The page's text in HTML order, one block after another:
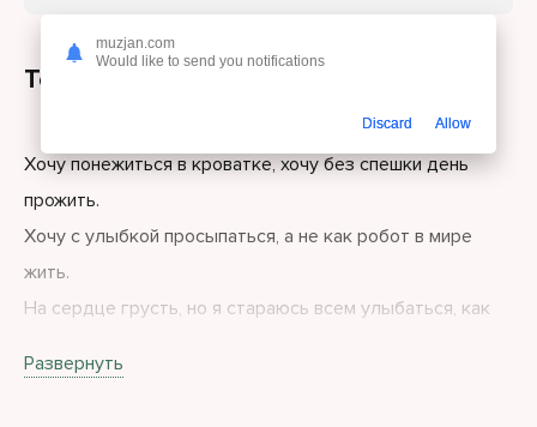
Текст песни
Хочу понежиться в кроватке, хочу без спешки день
прожить.
Хочу с улыбкой просыпаться, а не как робот в мире
жить.
На сердце грусть, но я стараюсь всем улыбаться, как
От этого я понимаю, ещё сильней себя бешу.
Развернуть
muzjan.com
Would like to send you notifications
Discard Allow